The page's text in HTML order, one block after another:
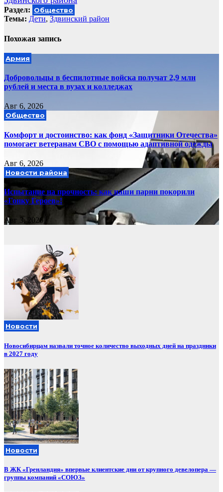
Раздел: Общество
Темы: Дети, Здвинский район
Похожая запись
Армия
Добровольцы в беспилотные войска получат 2,9 млн
рублей и места в вузах и колледжах
Авг 6, 2026
Общество
Комфорт и достоинство: как фонд «Защитники Отечества»
помогает ветеранам СВО с помощью адаптивной одежды
Авг 6, 2026
Новости района
Испытание на прочность: как наши парни покорили
«Гонку Героев»!
Авг 3, 2026
Новости
Новосибирцам назвали точное количество выходных дней на праздники
в 2027 году
Новости
В ЖК «Гренландия» впервые клиентские дни от крупного девелопера —
группы компаний «СОЮЗ»